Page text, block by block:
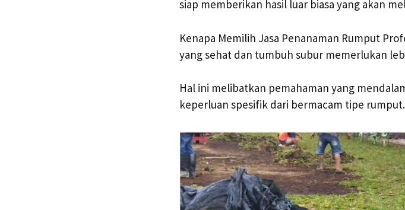
siap memberikan hasil luar biasa yang akan
Kenapa Memilih Jasa Penanaman Rumput
yang sehat dan tumbuh subur memerlukan
Hal ini melibatkan pemahaman yang
keperluan spesifik dari bermacam tipe rumput.